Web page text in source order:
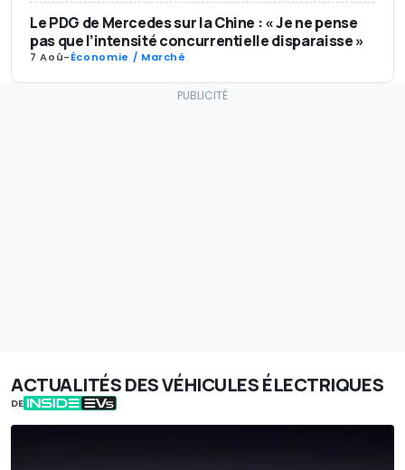
Le PDG de Mercedes sur la Chine : « Je ne pense
pas que l’intensité concurrentielle disparaisse »
7 Aoû-Économie / Marché
ACTUALITÉS DES VÉHICULES ÉLECTRIQUES
DE